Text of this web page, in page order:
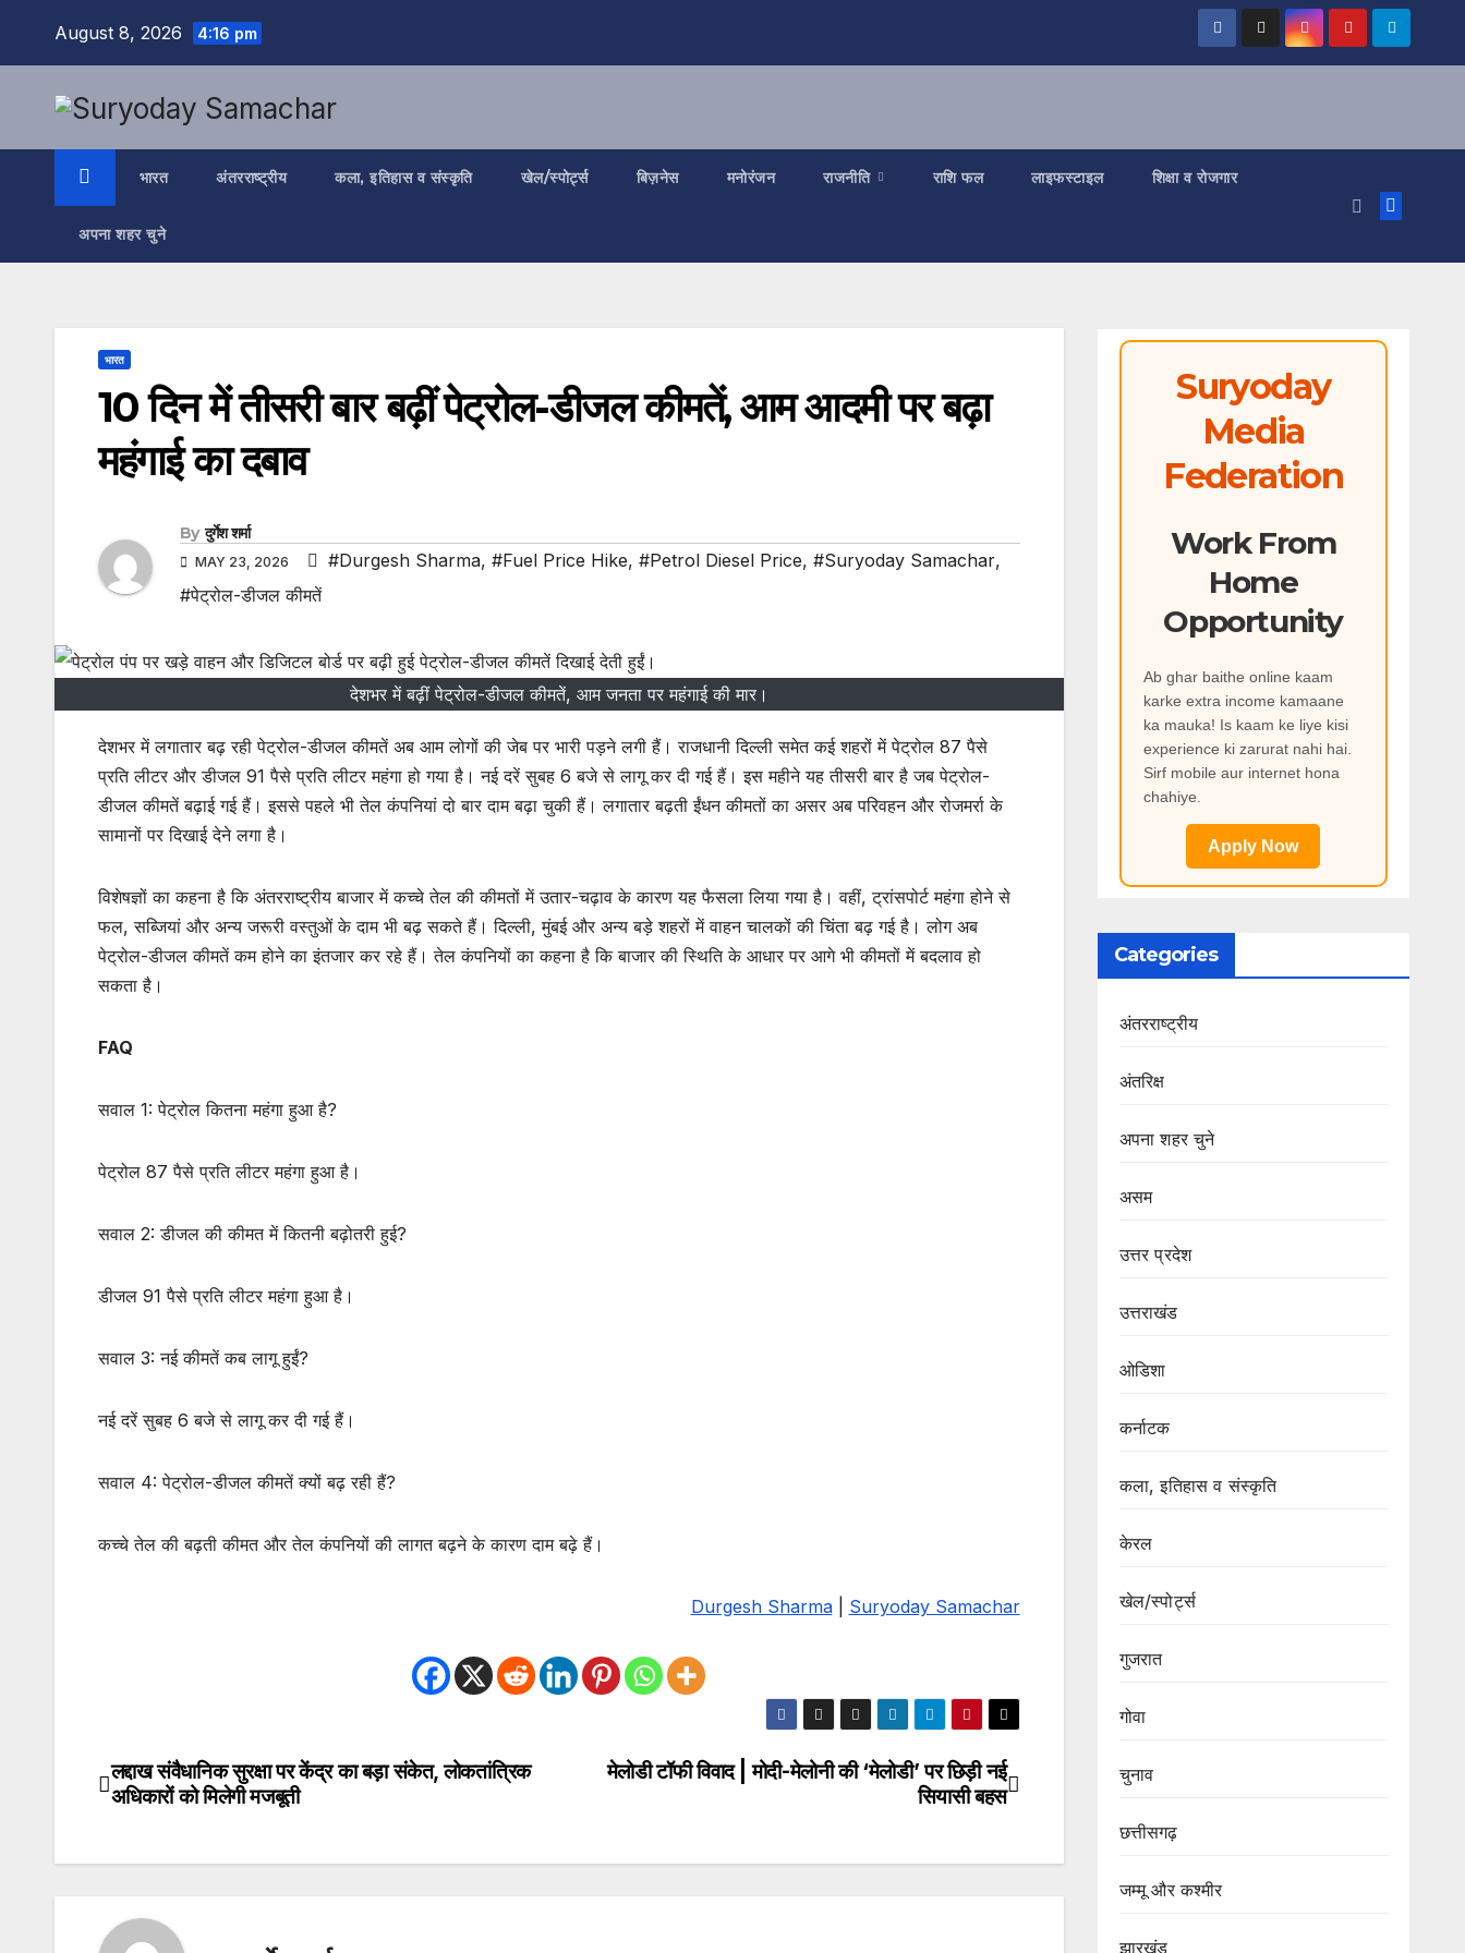
August 8, 2026 4:16 pm
भारत अंतरराष्ट्रीय कला, इतिहास व संस्कृति खेल/स्पोर्ट्स बिज़नेस मनोरंजन राजनीति राशि फल लाइफस्टाइल शिक्षा व रोजगार
अपना शहर चुने
भारत
10 दिन में तीसरी बार बढ़ीं पेट्रोल-डीजल कीमतें, आम आदमी पर बढ़ा
महंगाई का दबाव
By दुर्गेश शर्मा
MAY 23, 2026 #Durgesh Sharma, #Fuel Price Hike, #Petrol Diesel Price, #Suryoday Samachar,
#पेट्रोल-डीजल कीमतें
देशभर में बढ़ीं पेट्रोल-डीजल कीमतें, आम जनता पर महंगाई की मार।
देशभर में लगातार बढ़ रही पेट्रोल-डीजल कीमतें अब आम लोगों की जेब पर भारी पड़ने लगी हैं। राजधानी दिल्ली समेत कई शहरों में पेट्रोल 87 पैसे
प्रति लीटर और डीजल 91 पैसे प्रति लीटर महंगा हो गया है। नई दरें सुबह 6 बजे से लागू कर दी गई हैं। इस महीने यह तीसरी बार है जब पेट्रोल-
डीजल कीमतें बढ़ाई गई हैं। इससे पहले भी तेल कंपनियां दो बार दाम बढ़ा चुकी हैं। लगातार बढ़ती ईंधन कीमतों का असर अब परिवहन और रोजमर्रा के
सामानों पर दिखाई देने लगा है।
विशेषज्ञों का कहना है कि अंतरराष्ट्रीय बाजार में कच्चे तेल की कीमतों में उतार-चढ़ाव के कारण यह फैसला लिया गया है। वहीं, ट्रांसपोर्ट महंगा होने से
फल, सब्जियां और अन्य जरूरी वस्तुओं के दाम भी बढ़ सकते हैं। दिल्ली, मुंबई और अन्य बड़े शहरों में वाहन चालकों की चिंता बढ़ गई है। लोग अब
पेट्रोल-डीजल कीमतें कम होने का इंतजार कर रहे हैं। तेल कंपनियों का कहना है कि बाजार की स्थिति के आधार पर आगे भी कीमतों में बदलाव हो
सकता है।
FAQ
सवाल 1: पेट्रोल कितना महंगा हुआ है?
पेट्रोल 87 पैसे प्रति लीटर महंगा हुआ है।
सवाल 2: डीजल की कीमत में कितनी बढ़ोतरी हुई?
डीजल 91 पैसे प्रति लीटर महंगा हुआ है।
सवाल 3: नई कीमतें कब लागू हुईं?
नई दरें सुबह 6 बजे से लागू कर दी गई हैं।
सवाल 4: पेट्रोल-डीजल कीमतें क्यों बढ़ रही हैं?
कच्चे तेल की बढ़ती कीमत और तेल कंपनियों की लागत बढ़ने के कारण दाम बढ़े हैं।
Durgesh Sharma| Suryoday Samachar
Post
मेलोडी टॉफी विवाद | मोदी-मेलोनी की ‘मेलोडी’ पर छिड़ी नई
सियासी बहस
लद्दाख संवैधानिक सुरक्षा पर केंद्र का बड़ा संकेत, लोकतांत्रिक
अधिकारों को मिलेगी मजबूती
Suryoday
Media
Federation
Work From
Home
Opportunity
Ab ghar baithe online kaam
karke extra income kamaane
ka mauka! Is kaam ke liye kisi
experience ki zarurat nahi hai.
Sirf mobile aur internet hona
chahiye.
Apply Now
Categories
अंतरराष्ट्रीय
अंतरिक्ष
अपना शहर चुने
असम
उत्तर प्रदेश
उत्तराखंड
ओडिशा
कर्नाटक
कला, इतिहास व संस्कृति
केरल
खेल/स्पोर्ट्स
गुजरात
गोवा
चुनाव
छत्तीसगढ़
जम्मू और कश्मीर
झारखंड